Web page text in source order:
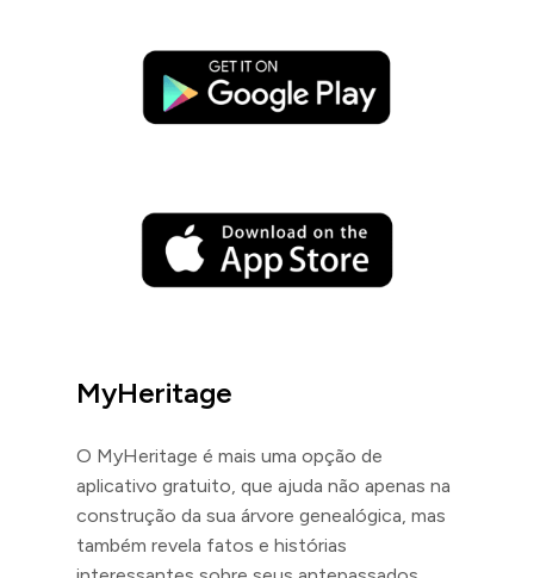
MyHeritage
O MyHeritage é mais uma opção de
aplicativo gratuito, que ajuda não apenas na
construção da sua árvore genealógica, mas
também revela fatos e histórias